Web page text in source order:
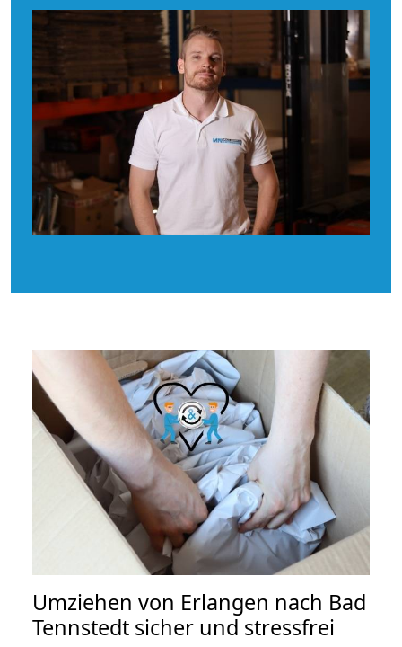
Umziehen von Erlangen nach Bad
Tennstedt sicher und stressfrei